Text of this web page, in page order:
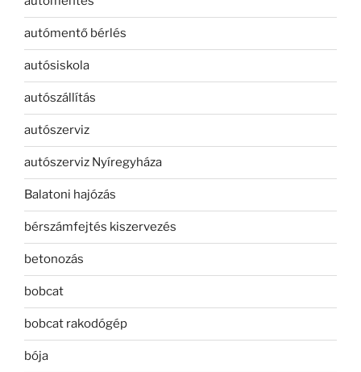
autómentő bérlés
autósiskola
autószállítás
autószerviz
autószerviz Nyíregyháza
Balatoni hajózás
bérszámfejtés kiszervezés
betonozás
bobcat
bobcat rakodógép
bója